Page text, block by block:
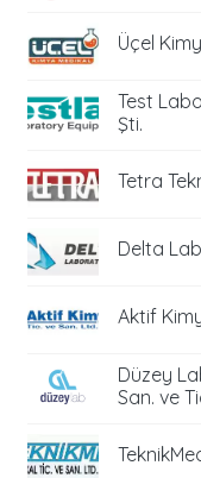
Üçel
Test
Şti.
Tetra
Delta
Aktif
Düzey
San. ve